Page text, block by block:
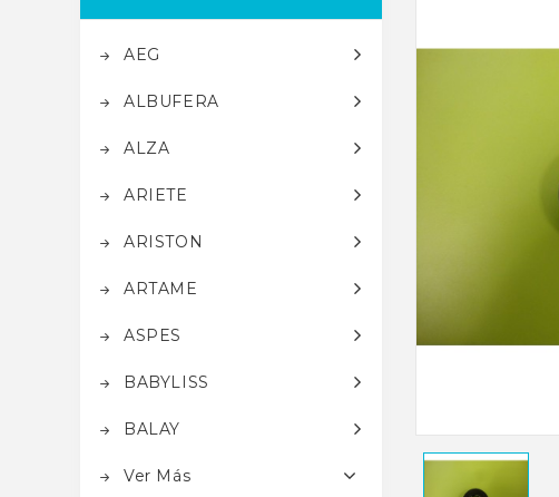
AEG
ALBUFERA
ALZA
ARIETE
ARISTON
ARTAME
ASPES
BABYLISS
BALAY
Ver Más